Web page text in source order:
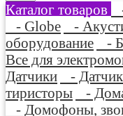
Каталог товаров
- Globe
-
оборудование
-
Все для
Датчики
-
тиристоры
-
- Домофоны,